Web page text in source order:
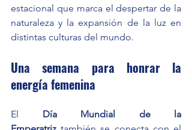
estacional que marca el despertar de la
naturaleza y la expansión de la luz en
distintas culturas del mundo.
Una semana para honrar la
energía femenina
El Día Mundial de la